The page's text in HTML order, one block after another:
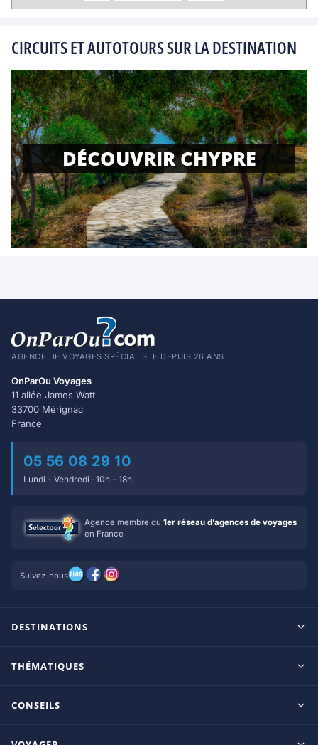
CIRCUITS ET AUTOTOURS SUR LA DESTINATION
DÉCOUVRIR CHYPRE
AGENCE DE VOYAGES SPÉCIALISTE DEPUIS 26 ANS
OnParOu Voyages
11 allée James Watt
33700 Mérignac
France
05 56 08 29 10
Lundi - Vendredi · 10h - 18h
Agence membre du 1er réseau d’agences de voyages
en France
Suivez-nous
DESTINATIONS
Ile Maurice
THÉMATIQUES
Adultes uniquement
CONSEILS